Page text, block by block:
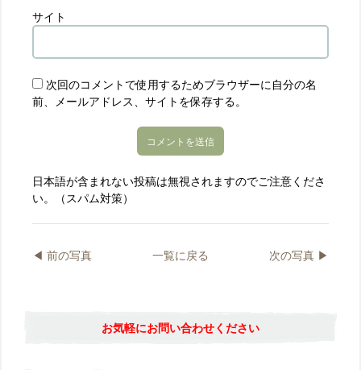
サイト
次回のコメントで使用するためブラウザーに自分の名
前、メールアドレス、サイトを保存する。
日本語が含まれない投稿は無視されますのでご注意くださ
い。（スパム対策）
◀︎ 前の写真 次の写真 ▶︎
一覧に戻る
お気軽にお問い合わせください